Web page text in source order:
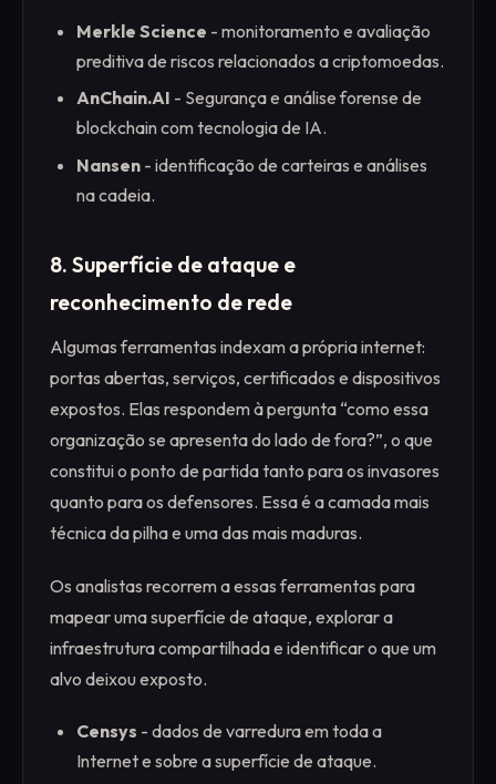
Merkle Science - monitoramento e avaliação
preditiva de riscos relacionados a criptomoedas.
AnChain.AI - Segurança e análise forense de
blockchain com tecnologia de IA.
Nansen - identificação de carteiras e análises
na cadeia.
8. Superfície de ataque e
reconhecimento de rede
Algumas ferramentas indexam a própria internet:
portas abertas, serviços, certificados e dispositivos
expostos. Elas respondem à pergunta “como essa
organização se apresenta do lado de fora?”, o que
constitui o ponto de partida tanto para os invasores
quanto para os defensores. Essa é a camada mais
técnica da pilha e uma das mais maduras.
Os analistas recorrem a essas ferramentas para
mapear uma superfície de ataque, explorar a
infraestrutura compartilhada e identificar o que um
alvo deixou exposto.
Censys - dados de varredura em toda a
Internet e sobre a superfície de ataque.